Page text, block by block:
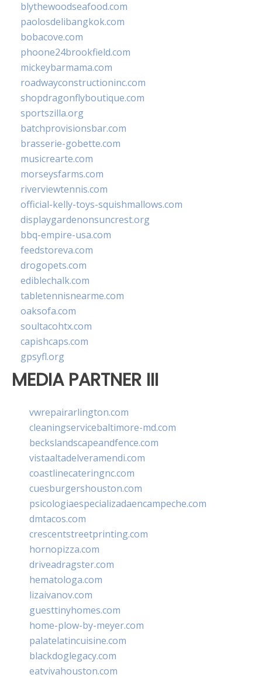
blythewoodseafood.com
paolosdelibangkok.com
bobacove.com
phoone24brookfield.com
mickeybarmama.com
roadwayconstructioninc.com
shopdragonflyboutique.com
sportszilla.org
batchprovisionsbar.com
brasserie-gobette.com
musicrearte.com
morseysfarms.com
riverviewtennis.com
official-kelly-toys-squishmallows.com
displaygardenonsuncrest.org
bbq-empire-usa.com
feedstoreva.com
drogopets.com
ediblechalk.com
tabletennisnearme.com
oaksofa.com
soultacohtx.com
capishcaps.com
gpsyfl.org
MEDIA PARTNER III
vwrepairarlington.com
cleaningservicebaltimore-md.com
beckslandscapeandfence.com
vistaaltadelveramendi.com
coastlinecateringnc.com
cuesburgershouston.com
psicologiaespecializadaencampeche.com
dmtacos.com
crescentstreetprinting.com
hornopizza.com
driveadragster.com
hematologa.com
lizaivanov.com
guesttinyhomes.com
home-plow-by-meyer.com
palatelatincuisine.com
blackdoglegacy.com
eatvivahouston.com